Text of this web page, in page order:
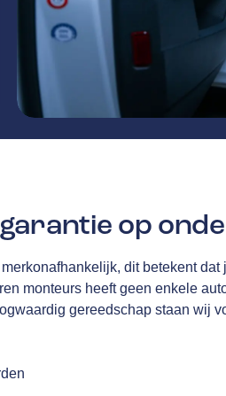
op
dit betekent
monteurs heeft geen enkele
gereedschap staan wij